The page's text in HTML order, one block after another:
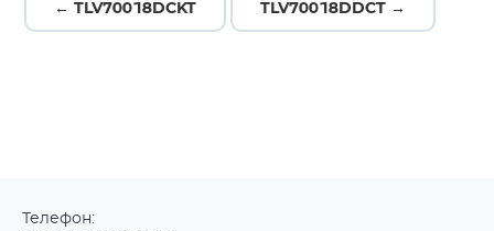
← TLV70018DCKT TLV70018DDCT →
Телефон: